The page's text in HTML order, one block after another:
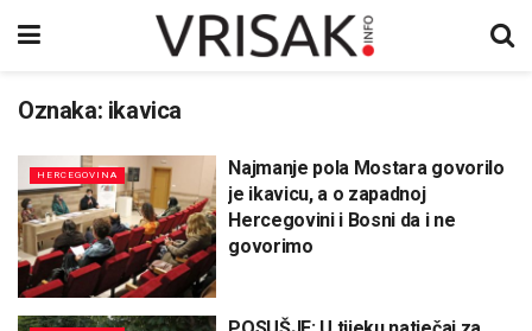
Oznaka: ikavica
HERCEGOVINA
Najmanje pola Mostara govorilo
je ikavicu, a o zapadnoj
Hercegovini i Bosni da i ne
govorimo